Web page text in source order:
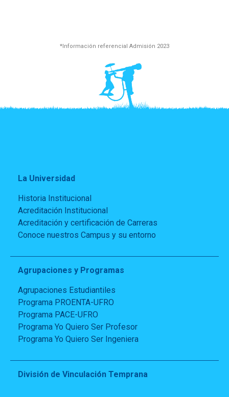
*Información referencial Admisión 2023
La Universidad
Historia Institucional
Acreditación Institucional
Acreditación y certificación de Carreras
Conoce nuestros Campus y su entorno
Agrupaciones y Programas
Agrupaciones Estudiantiles
Programa PROENTA-UFRO
Programa PACE-UFRO
Programa Yo Quiero Ser Profesor
Programa Yo Quiero Ser Ingeniera
División de Vinculación Temprana